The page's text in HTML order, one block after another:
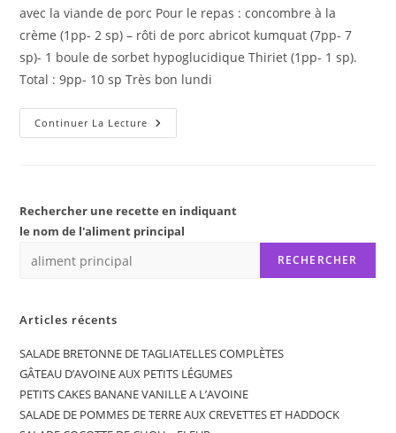
avec la viande de porc Pour le repas : concombre à la
crème (1pp- 2 sp) – rôti de porc abricot kumquat (7pp- 7
sp)- 1 boule de sorbet hypoglucidique Thiriet (1pp- 1 sp).
Total : 9pp- 10 sp Très bon lundi
Continuer La Lecture RÔTI
DE
Rechercher une recette en indiquant
le nom de l'aliment principal
RECHERCHER
Articles récents
SALADE BRETONNE DE TAGLIATELLES COMPLÈTES
GÂTEAU D’AVOINE AUX PETITS LÉGUMES
PETITS CAKES BANANE VANILLE A L’AVOINE
SALADE DE POMMES DE TERRE AUX CREVETTES ET HADDOCK